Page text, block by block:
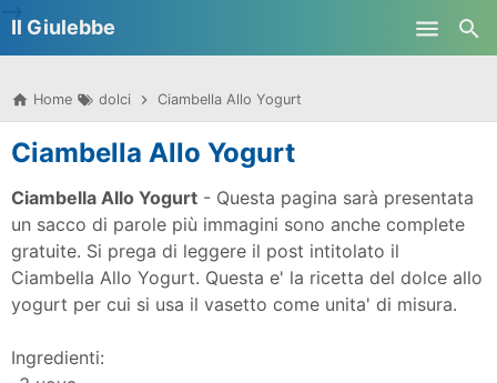
Il Giulebbe
Home dolci Ciambella Allo Yogurt
Ciambella Allo Yogurt
Ciambella Allo Yogurt - Questa pagina sarà presentata
un sacco di parole più immagini sono anche complete
gratuite. Si prega di leggere il post intitolato il
Ciambella Allo Yogurt. Questa e' la ricetta del dolce allo
yogurt per cui si usa il vasetto come unita' di misura.
Ingredienti: